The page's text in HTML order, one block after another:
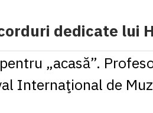
= 2.6097
1 PLN= 1.1646
1 SEK= 0.4526
1 UAH= 0.1048
dedicate lui